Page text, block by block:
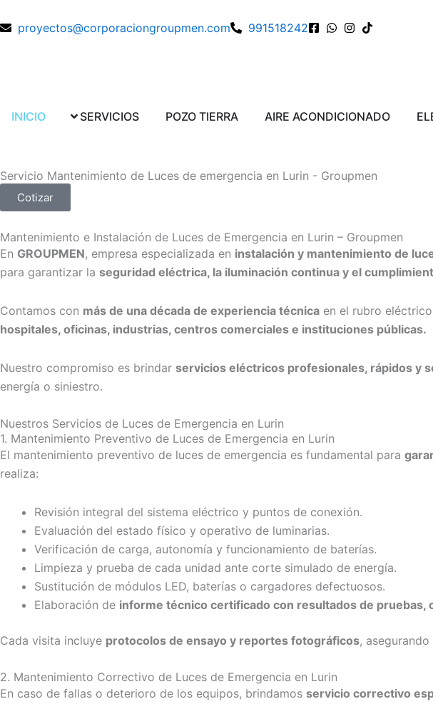
al
proyectos@corporaciongroupmen.com 991518242
INICIO SERVICIOS Abrir SERVICIOS
POZO TIERRA Abrir POZO TIERRA
AIRE ACONDICIONADO Abrir
Servicio Mantenimiento de Luces de emergencia en Lurin - Groupmen
Cotizar
Mantenimiento e Instalación de Luces de Emergencia en Lurin – Groupmen
En GROUPMEN, empresa especializada en instalación y mantenimiento de
para garantizar la seguridad eléctrica, la iluminación continua y el
Contamos con más de una década de experiencia técnica en el rubro
hospitales, oficinas, industrias, centros comerciales e instituciones públicas.
Nuestro compromiso es brindar servicios eléctricos profesionales, rápidos y
energía o siniestro.
Nuestros Servicios de Luces de Emergencia en Lurin
1. Mantenimiento Preventivo de Luces de Emergencia en Lurin
El mantenimiento preventivo de luces de emergencia es fundamental para
realiza:
Revisión integral del sistema eléctrico y puntos de conexión.
Evaluación del estado físico y operativo de luminarias.
Verificación de carga, autonomía y funcionamiento de baterías.
Limpieza y prueba de cada unidad ante corte simulado de energía.
Sustitución de módulos LED, baterías o cargadores defectuosos.
Elaboración de informe técnico certificado con resultados de pruebas,
Cada visita incluye protocolos de ensayo y reportes fotográficos,
2. Mantenimiento Correctivo de Luces de Emergencia en Lurin
En caso de fallas o deterioro de los equipos, brindamos servicio correctivo